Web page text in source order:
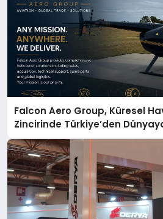
Falcon Aero Group, Küresel
Zincirinde Türkiye’den